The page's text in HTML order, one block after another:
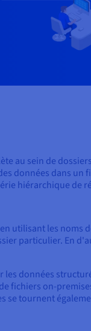
au sein de
données dans un
hiérarchique de
utilisant les noms
particulier. En
données
fichiers on-
se tournent